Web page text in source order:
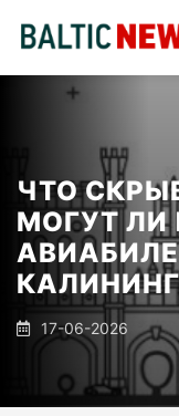
ЧТО
МОГУТ ЛИ
17-06-2026